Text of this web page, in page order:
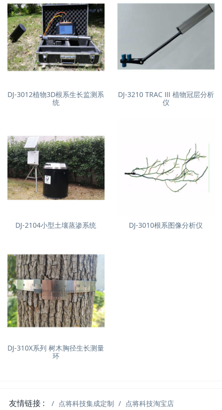
DJ-3012植物3D根系生长监测系
统
DJ-3210 TRAC Ⅲ 植物冠层分析
仪
DJ-2104小型土壤蒸渗系统 DJ-3010根系图像分析仪
DJ-310X系列 树木胸径生长测量
环
友情链接 : 点将科技集成定制 点将科技淘宝店